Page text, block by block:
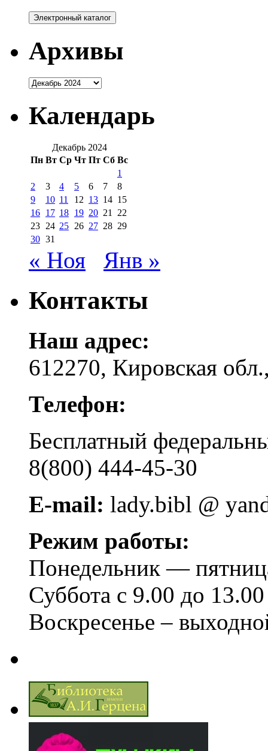
Архивы
Архивы
Календарь
Декабрь 2024
Пн Вт Ср Чт Пт Сб Вс
1
2
3 4 5 6 7
8
9
10 11 12 13 14 15
16 17 18 19 20 21
22
23 24 25 26 27 28 29
30 31
« Ноя Янв »
Контакты
Наш адрес:
612270, Кировская
Телефон:
Бесплатный
8(800) 444-45-30
E-mail: lady.bibl @
Режим работы:
Понедельник —
Суббота с 9.00 до 13.00
Воскресенье –